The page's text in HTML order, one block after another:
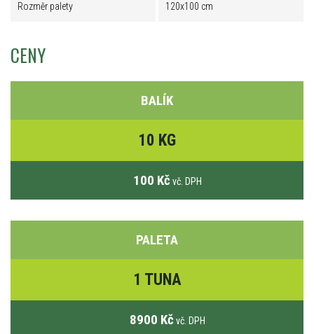
Rozměr palety 120x100 cm
CENY
BALÍK
10 KG
100 Kč vč. DPH
PALETA
1 TUNA
8900 Kč vč. DPH